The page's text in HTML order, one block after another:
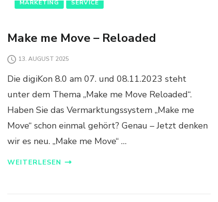
MARKETING SERVICE
Make me Move – Reloaded
13. AUGUST 2025
Die digiKon 8.0 am 07. und 08.11.2023 steht
unter dem Thema „Make me Move Reloaded“.
Haben Sie das Vermarktungssystem „Make me
Move“ schon einmal gehört? Genau – Jetzt denken
wir es neu. „Make me Move“ …
WEITERLESEN